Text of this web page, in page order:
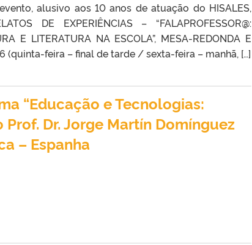
alusivo aos 10 anos de atuação do HISALES,
DE EXPERIÊNCIAS – “FALAPROFESSOR@:
E LITERATURA NA ESCOLA”, MESA-REDONDA E
(quinta-feira – final de tarde / sexta-feira – manhã, […]
“Educação e Tecnologias:
Dr. Jorge Martín Domínguez
– Espanha